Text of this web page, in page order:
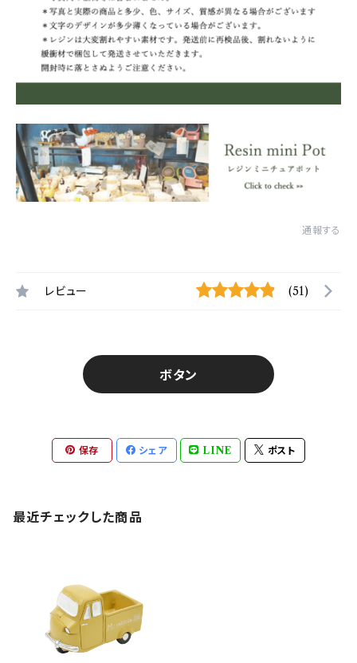
通報する
レビュー (51)
ボタン
保存 シェア LINE ポスト
最近チェックした商品